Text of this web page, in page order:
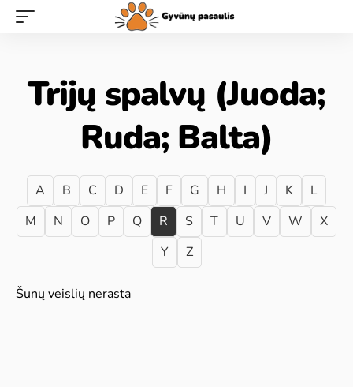
Trijų spalvų (Juoda;
Ruda; Balta)
A B C D E F G H I J K
L
M
N O P Q R S T U V W
X
Y
Z
Šunų veislių nerasta